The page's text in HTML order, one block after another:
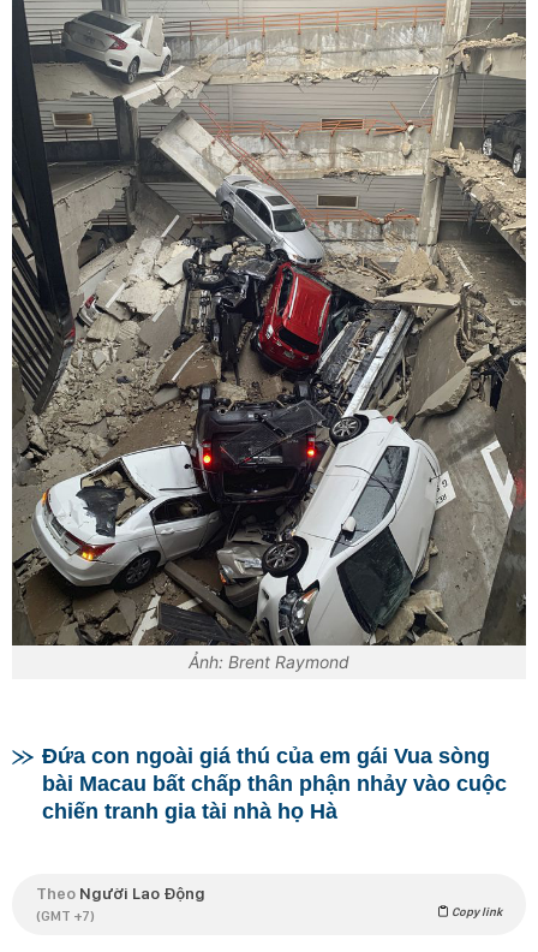
Ảnh: Brent Raymond
Đứa con ngoài giá thú của em gái Vua sòng
bài Macau bất chấp thân phận nhảy vào cuộc
chiến tranh gia tài nhà họ Hà
Theo Người Lao Động
(GMT +7) Copy link